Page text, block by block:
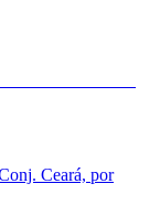
Ceará, por